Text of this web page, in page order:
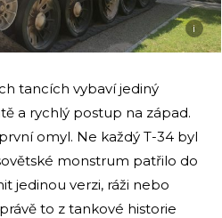
i
tancích vybaví jediný
a rychlý postup na západ.
omyl. Ne každý T-34 byl
monstrum patřilo do
jedinou verzi, ráži nebo
to z tankové historie